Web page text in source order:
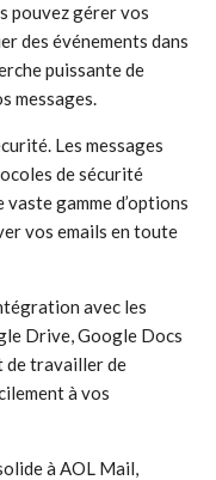
pouvez gérer vos
des événements dans
puissante de
messages.
Les messages
de sécurité
gamme d’options
vos emails en toute
avec les
Drive, Google Docs
de travailler de
à vos
à AOL Mail,